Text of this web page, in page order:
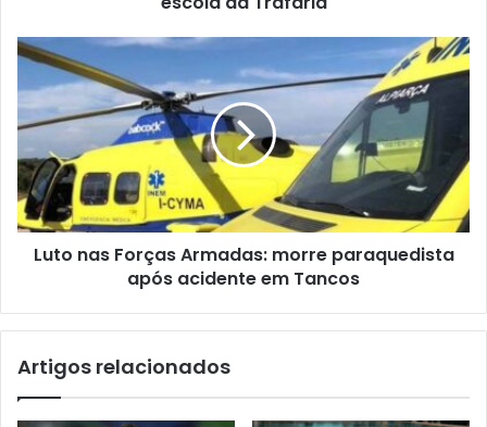
Luto nas Forças Armadas: morre paraquedista
após acidente em Tancos
Artigos relacionados